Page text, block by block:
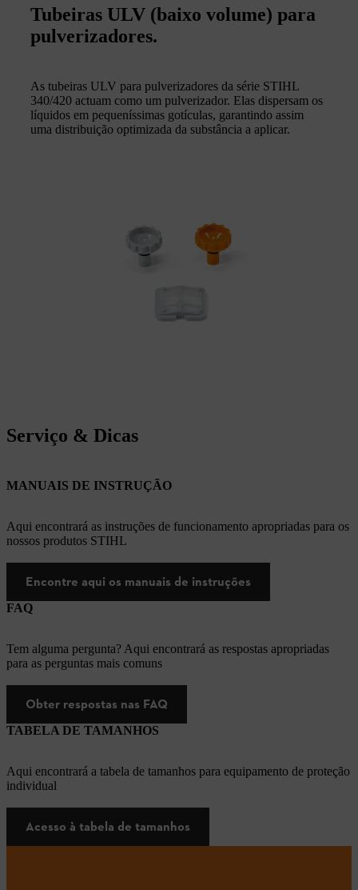
Tubeiras ULV (baixo volume) para
pulverizadores.
As tubeiras ULV para pulverizadores da série STIHL
340/420 actuam como um pulverizador. Elas dispersam os
líquidos em pequeníssimas gotículas, garantindo assim
uma distribuição optimizada da substância a aplicar.
Serviço & Dicas
MANUAIS DE INSTRUÇÃO
Aqui encontrará as instruções de funcionamento apropriadas para os
nossos produtos STIHL
Encontre aqui os manuais de instruções
FAQ
Tem alguma pergunta? Aqui encontrará as respostas apropriadas
para as perguntas mais comuns
Obter respostas nas FAQ
TABELA DE TAMANHOS
Aqui encontrará a tabela de tamanhos para equipamento de proteção
individual
Acesso à tabela de tamanhos